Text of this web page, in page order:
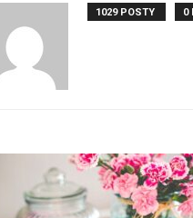
1029 POSTY 0